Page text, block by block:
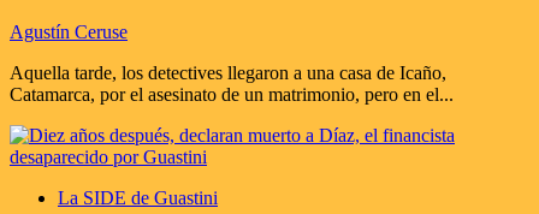
Agustín Ceruse
Aquella tarde, los detectives llegaron a una casa de Icaño,
Catamarca, por el asesinato de un matrimonio, pero en el...
La SIDE de Guastini